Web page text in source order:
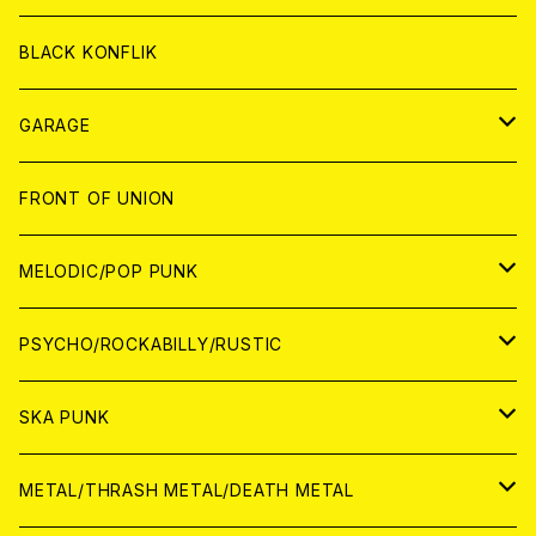
ANALOG
ANALOG
CD
ANALOG
BLACK KONFLIK
GARAGE
JAPAN
アナログ
CD
WORLD
アナログ
CD
FRONT OF UNION
MELODIC/POP PUNK
JAPAN
CD
ANALOG
WORLD
CD
PSYCHO/ROCKABILLY/RUSTIC
JAPAN
CD
WORLD
SKA PUNK
JAPAN
METAL/THRASH METAL/DEATH METAL